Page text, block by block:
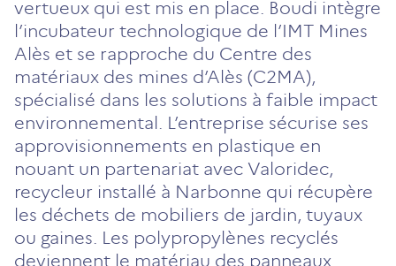
vertueux qui est mis en place. Boudi intègre
l’incubateur technologique de l’IMT Mines
Alès et se rapproche du Centre des
matériaux des mines d’Alès (C2MA),
spécialisé dans les solutions à faible impact
environnemental. L’entreprise sécurise ses
approvisionnements en plastique en
nouant un partenariat avec Valoridec,
recycleur installé à Narbonne qui récupère
les déchets de mobiliers de jardin, tuyaux
ou gaines. Les polypropylènes recyclés
deviennent le matériau des panneaux